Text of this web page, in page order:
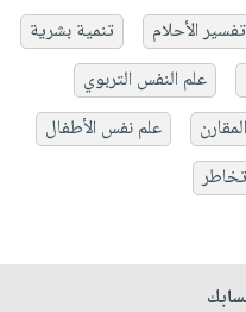
تفسير الأحلام
تنمية بشرية
علم النفس التربوي
علم نفس الأطفال